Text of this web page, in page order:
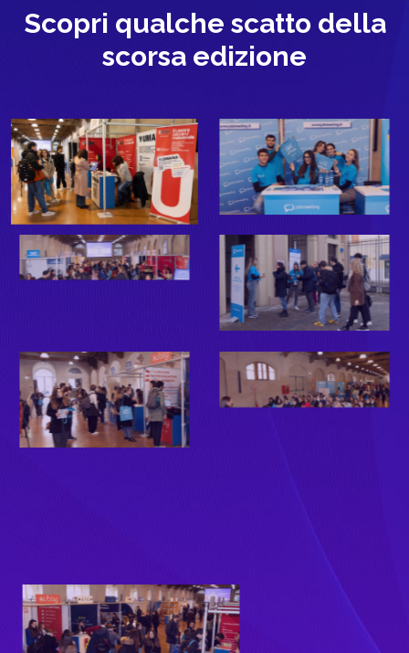
Scopri qualche scatto della
scorsa edizione​